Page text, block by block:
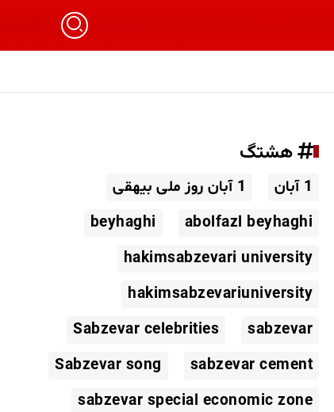
هشتگ
1 آبان
1 آبان روز ملی بیهقی
abolfazl beyhaghi
beyhaghi
hakimsabzevari university
hakimsabzevariuniversity
sabzevar
Sabzevar celebrities
sabzevar cement
Sabzevar song
sabzevar special economic zone